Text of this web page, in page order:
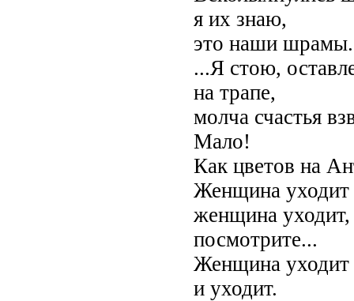
я их знаю,
это наши шрамы.
...Я стою,
на трапе,
молча счастья
Мало!
Как цветов на
Женщина уходит
женщина уходит,
посмотрите...
Женщина уходит
и уходит.